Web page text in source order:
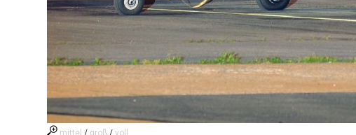
mittel / groß /voll